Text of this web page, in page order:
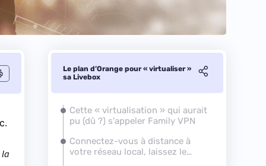
Le plan d’Orange pour « virtualiser »
sa Livebox
Cette « virtualisation » qui aurait
pu (dû ?) s'appeler Family VPN
Connectez-vous à distance à
votre réseau local, laissez le